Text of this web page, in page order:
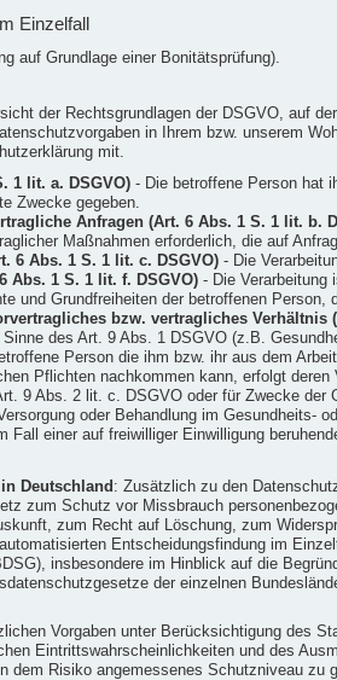
Einzelfall
auf Grundlage einer Bonitätsprüfung).
der Rechtsgrundlagen der DSGVO, auf
in Ihrem bzw. unserem
mit.
1 lit. a. DSGVO)- Die betroffene Person hat
Zwecke gegeben.
Anfragen (Art. 6 Abs. 1 S. 1 lit. b.
Maßnahmen erforderlich, die auf
6 Abs. 1 S. 1 lit. c. DSGVO)- Die
Abs. 1 S. 1 lit. f. DSGVO)- Die Verarbeitung
und Grundfreiheiten der betroffenen Person,
bzw. vertragliches Verhältnis
des Art. 9 Abs. 1 DSGVO (z.B.
Person die ihm bzw. ihr aus dem
Pflichten nachkommen kann, erfolgt
9 Abs. 2 lit. c. DSGVO oder für Zwecke
oder Behandlung im Gesundheits-
einer auf freiwilliger Einwilligung
Deutschland : Zusätzlich zu den
zum Schutz vor Missbrauch
zum Recht auf Löschung, zum
Entscheidungsfindung im
insbesondere im Hinblick auf die
der einzelnen
Vorgaben unter Berücksichtigung des
Eintrittswahrscheinlichkeiten und des
dem Risiko angemessenes Schutzniveau zu